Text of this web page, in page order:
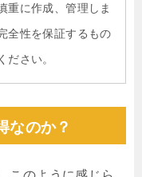
重に作成、管理しま
全性を保証するもの
ださい。
なのか？